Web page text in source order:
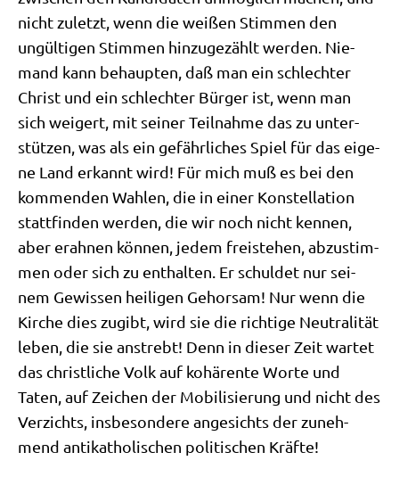
nicht zuletzt, wenn die wei­ßen Stim­men den
ungül­ti­gen Stim­men hin­zu­ge­zählt wer­den. Nie­
mand kann behaup­ten, daß man ein schlech­ter
Christ und ein schlech­ter Bür­ger ist, wenn man
sich wei­gert, mit sei­ner Teil­nah­me das zu unter­
stüt­zen, was als ein gefähr­li­ches Spiel für das eige­
ne Land erkannt wird! Für mich muß es bei den
kom­men­den Wah­len, die in einer Kon­stel­la­ti­on
statt­fin­den wer­den, die wir noch nicht ken­nen,
aber erah­nen kön­nen, jedem frei­ste­hen, abzu­stim­
men oder sich zu ent­hal­ten. Er schul­det nur sei­
nem Gewis­sen hei­li­gen Gehor­sam! Nur wenn die
Kir­che dies zugibt, wird sie die rich­ti­ge Neu­tra­li­tät
leben, die sie anstrebt! Denn in die­ser Zeit war­tet
das christ­li­che Volk auf kohä­ren­te Wor­te und
Taten, auf Zei­chen der Mobi­li­sie­rung und nicht des
Ver­zichts, ins­be­son­de­re ange­sichts der zuneh­
mend anti­ka­tho­li­schen poli­ti­schen Kräfte!